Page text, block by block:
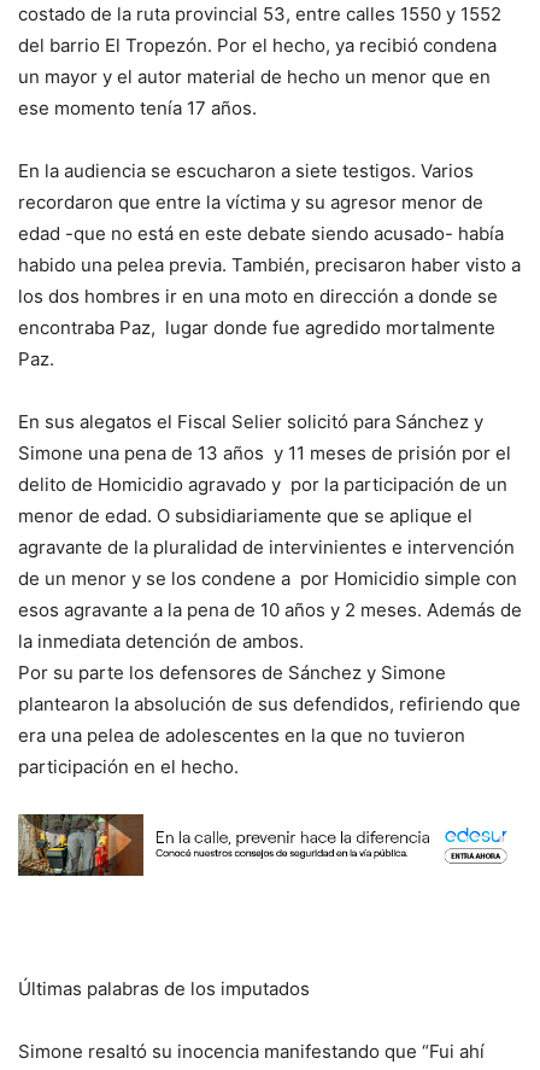
costado de la ruta provincial 53, entre calles 1550 y 1552
del barrio El Tropezón. Por el hecho, ya recibió condena
un mayor y el autor material de hecho un menor que en
ese momento tenía 17 años.
En la audiencia se escucharon a siete testigos. Varios
recordaron que entre la víctima y su agresor menor de
edad -que no está en este debate siendo acusado- había
habido una pelea previa. También, precisaron haber visto a
los dos hombres ir en una moto en dirección a donde se
encontraba Paz, lugar donde fue agredido mortalmente
Paz.
En sus alegatos el Fiscal Selier solicitó para Sánchez y
Simone una pena de 13 años y 11 meses de prisión por el
delito de Homicidio agravado y por la participación de un
menor de edad. O subsidiariamente que se aplique el
agravante de la pluralidad de intervinientes e intervención
de un menor y se los condene a por Homicidio simple con
esos agravante a la pena de 10 años y 2 meses. Además de
la inmediata detención de ambos.
Por su parte los defensores de Sánchez y Simone
plantearon la absolución de sus defendidos, refiriendo que
era una pelea de adolescentes en la que no tuvieron
participación en el hecho.
Últimas palabras de los imputados
Simone resaltó su inocencia manifestando que “Fui ahí